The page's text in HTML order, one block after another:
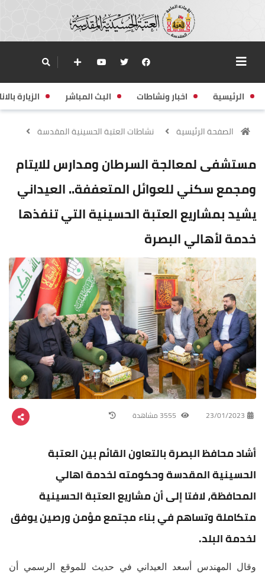
الرئيسية اخبار ونشاطات البث المباشر الزيارة
الصفحة الرئيسية نشاطات العتبة الحسينية المقدسة
مستشفى لمعالجة السرطان ومدارس للايتام
ومجمع سكني للعوائل المتعففة.. العيداني
يشيد بمشاريع العتبة الحسينية التي تنفذها
خدمة لأهالي البصرة
23/01/2023
أشاد محافظ البصرة بالتعاون القائم بين العتبة
الحسينية المقدسة وحكومته لخدمة اهالي
المحافظة، لافتا إلى أن مشاريع العتبة الحسينية
متكاملة وتساهم في بناء مجتمع مؤمن ورصين يوفق
لخدمة البلد.
وقال المهندس أسعد العيداني في حديث للموقع الرسمي أن